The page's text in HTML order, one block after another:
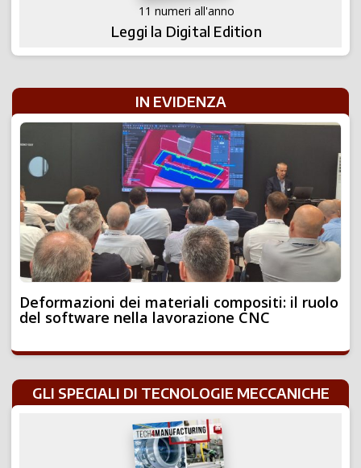
11 numeri all'anno
Leggi la Digital Edition
IN EVIDENZA
Deformazioni dei materiali compositi: il ruolo
del software nella lavorazione CNC
GLI SPECIALI DI TECNOLOGIE MECCANICHE